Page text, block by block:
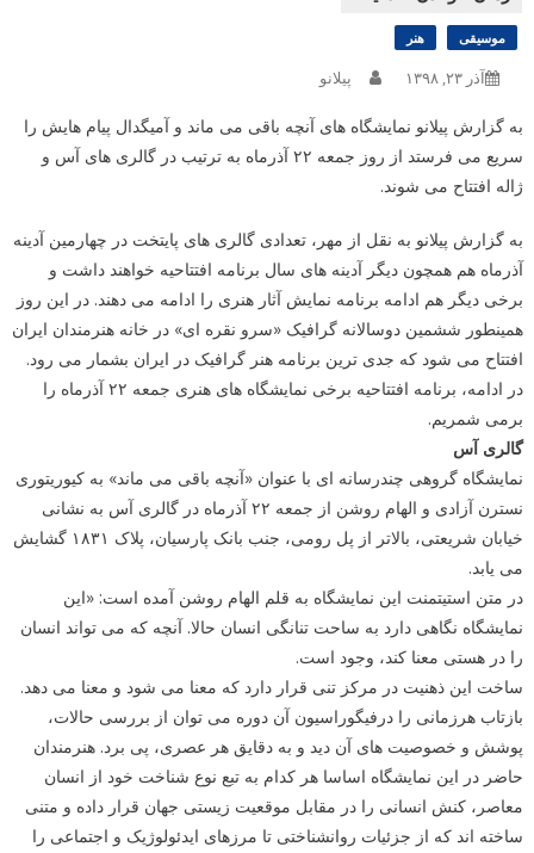
موسیقی هنر
آذر ۲۳, ۱۳۹۸ پیلانو
به گزارش پیلانو نمایشگاه های آنچه باقی می ماند و آمیگدال پیام هایش را
سریع می فرستد از روز جمعه ۲۲ آذرماه به ترتیب در گالری های آس و
ژاله افتتاح می شوند.
به گزارش پیلانو به نقل از مهر، تعدادی گالری های پایتخت در چهارمین آدینه
آذرماه هم همچون دیگر آدینه های سال برنامه افتتاحیه خواهند داشت و
برخی دیگر هم ادامه برنامه نمایش آثار هنری را ادامه می دهند. در این روز
همینطور ششمین دوسالانه گرافیک «سرو نقره ای» در خانه هنرمندان ایران
افتتاح می شود که جدی ترین برنامه هنر گرافیک در ایران بشمار می رود.
در ادامه، برنامه افتتاحیه برخی نمایشگاه های هنری جمعه ۲۲ آذرماه را
برمی شمریم.
گالری آس
نمایشگاه گروهی چندرسانه ای با عنوان «آنچه باقی می ماند» به کیوریتوری
نسترن آزادی و الهام روشن از جمعه ۲۲ آذرماه در گالری آس به نشانی
خیابان شریعتی، بالاتر از پل رومی، جنب بانک پارسیان، پلاک ۱۸۳۱ گشایش
می یابد.
در متن استیتمنت این نمایشگاه به قلم الهام روشن آمده است: «این
نمایشگاه نگاهی دارد به ساحت تنانگی انسان حالا. آنچه که می تواند انسان
را در هستی معنا کند، وجود است.
ساخت این ذهنیت در مرکز تنی قرار دارد که معنا می شود و معنا می دهد.
بازتاب هرزمانی را درفیگوراسیون آن دوره می توان از بررسی حالات،
پوشش و خصوصیت های آن دید و به دقایق هر عصری، پی برد. هنرمندان
حاضر در این نمایشگاه اساسا هر کدام به تبع نوع شناخت خود از انسان
معاصر، کنش انسانی را در مقابل موقعیت زیستی جهان قرار داده و متنی
ساخته اند که از جزئیات روانشناختی تا مرزهای ایدئولوژیک و اجتماعی را